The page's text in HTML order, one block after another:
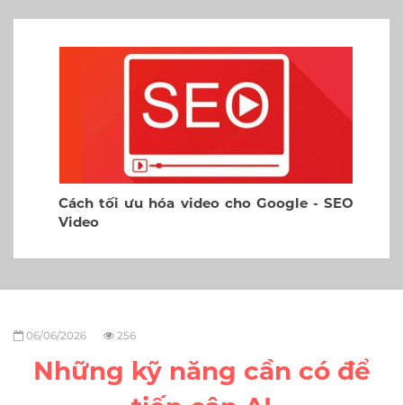
Cách tối ưu hóa video cho Google - SEO
Video
06/06/2026 256
Những kỹ năng cần có để